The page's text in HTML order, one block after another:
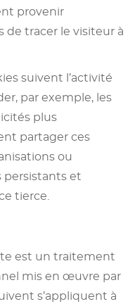
provenir
de tracer le visiteur à
suivent l’activité
par exemple, les
plus
partager ces
ou
persistants et
tierce.
est un traitement
mis en œuvre par
s’appliquent à